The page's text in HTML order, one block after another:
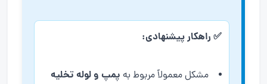
✅ راهکار پیشنهادی:
مشکل معمولاً مربوط به پمپ و لوله تخلیه